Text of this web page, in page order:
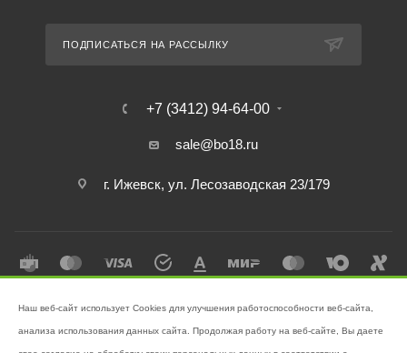
ПОДПИСАТЬСЯ НА РАССЫЛКУ
+7 (3412) 94-64-00
sale@bo18.ru
г. Ижевск, ул. Лесозаводская 23/179
поддержании чистоты!
Наш веб-сайт использует Cookies для улучшения работоспособности веб-сайта,
анализа использования данных сайта. Продолжая работу на веб-сайте, Вы даете